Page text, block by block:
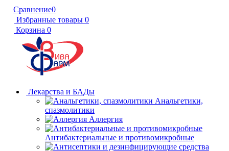
Сравнение0
Избранные товары 0
Корзина 0
Лекарства и БАДы
Анальгетики,
спазмолитики
Аллергия
Антибактериальные и противомикробные